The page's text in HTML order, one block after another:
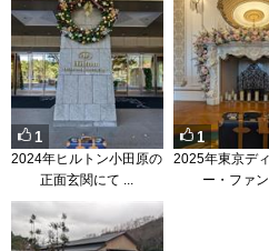
1
2024年ヒルトン小田原の
正面玄関にて ...
1
2025年東京デ
ー・ファ